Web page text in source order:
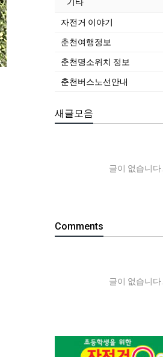
기타
자전거 이야기
춘천여행정보
춘천명소위치 정보
춘천버스노선안내
새글모음
글이 없습니다.
Comments
글이 없습니다.